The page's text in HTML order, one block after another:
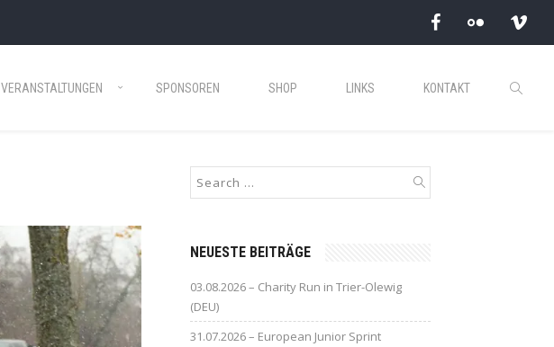
VERANSTALTUNGEN SPONSOREN SHOP LINKS KONTAKT
NEUESTE BEITRÄGE
03.08.2026 – Charity Run in Trier-Olewig
(DEU)
31.07.2026 – European Junior Sprint